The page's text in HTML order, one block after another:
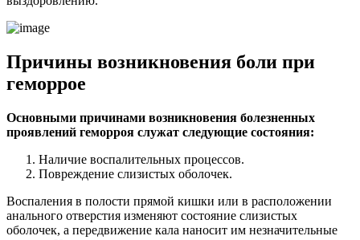
Причины возникновения боли при
геморрое
Основными причинами возникновения болезненных
проявлений геморроя служат следующие состояния:
Наличие воспалительных процессов.
Повреждение слизистых оболочек.
Воспаления в полости прямой кишки или в расположении
анального отверстия изменяют состояние слизистых
оболочек, а передвижение кала наносит им незначительные